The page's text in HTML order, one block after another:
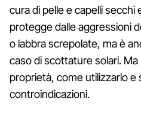
cura di pelle e capelli secchi
protegge dalle aggressioni
o labbra screpolate, ma è
caso di scottature solari.
proprietà, come utilizzarlo e
controindicazioni.